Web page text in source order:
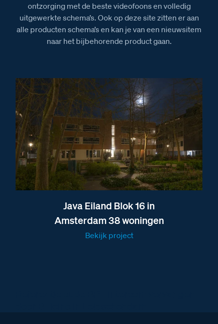
ontzorging met de beste videofoons en volledig
uitgewerkte schema’s. Ook op deze site zitten er aan
alle producten schema’s en kan je van een nieuwsitem
naar het bijbehorende product gaan.
Java Eiland Blok 16 in
Amsterdam 38 woningen
Bekijk project